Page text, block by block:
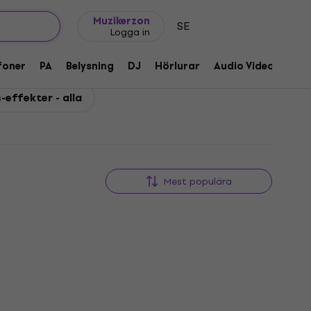
Muzikerzon
Logga in SE
PA Belysning DJ Hörlurar Audio Video
effekter - alla
Mest populära